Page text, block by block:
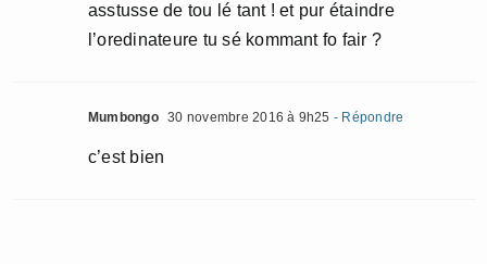
asstusse de tou lé tant ! et pur étaindre
l’oredinateure tu sé kommant fo fair ?
Mumbongo 30 novembre 2016 à 9h25 - Répondre
c’est bien